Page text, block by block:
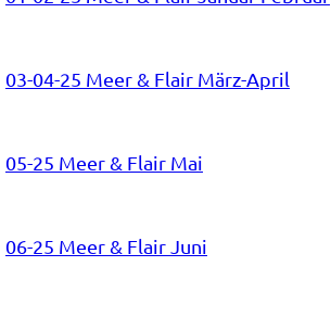
03-04-25 Meer & Flair März-April
05-25 Meer & Flair Mai
06-25 Meer & Flair Juni